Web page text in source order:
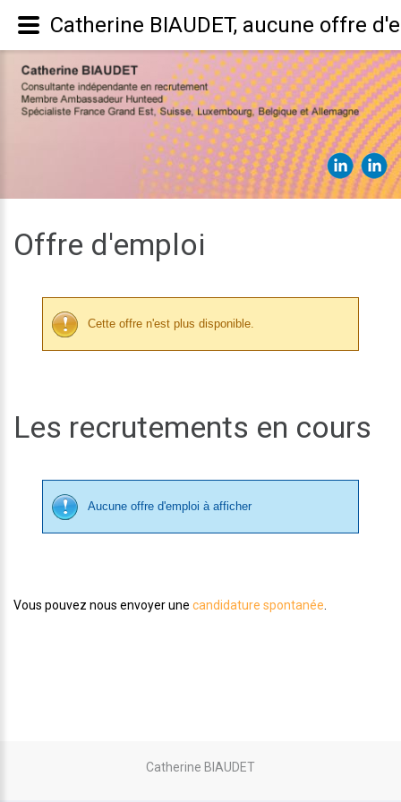
Offre d'emploi
Cette offre n'est plus disponible.
Les recrutements en cours
Aucune offre d'emploi à afficher
Vous pouvez nous envoyer une candidature spontanée
Catherine BIAUDET
Catherine BIAUDET, aucune offre